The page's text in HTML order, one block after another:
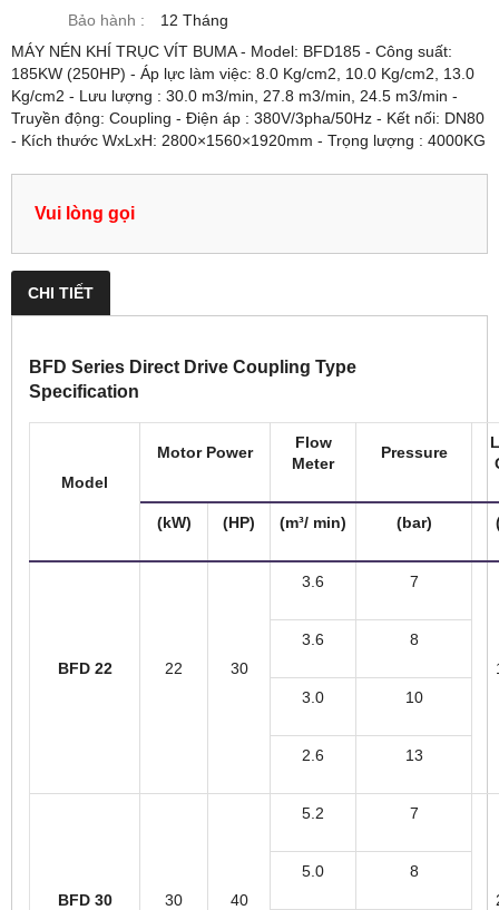
Bảo hành :
12 Tháng
MÁY NÉN KHÍ TRỤC VÍT BUMA - Model: BFD185 - Công suất:
185KW (250HP) - Áp lực làm việc: 8.0 Kg/cm2, 10.0 Kg/cm2, 13.0
Kg/cm2 - Lưu lượng : 30.0 m3/min, 27.8 m3/min, 24.5 m3/min -
Truyền động: Coupling - Điện áp : 380V/3pha/50Hz - Kết nối: DN80
- Kích thước WxLxH: 2800×1560×1920mm - Trọng lượng : 4000KG
Vui lòng gọi
CHI TIẾT
BFD Series Direct Drive Coupling Type
Specification
Model
Motor Power
Flow
Meter
Pressure
(kW) (HP) (m³/ min) (bar)
BFD 22 22 30
3.6 7
3.6 8
3.0 10
2.6 13
BFD 30 30 40
5.2 7
5.0 8